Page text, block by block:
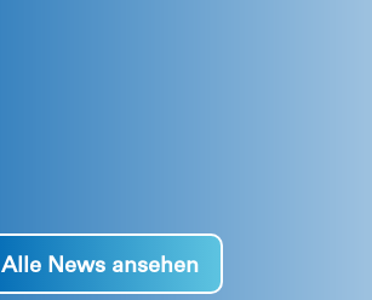
Alle News ansehen